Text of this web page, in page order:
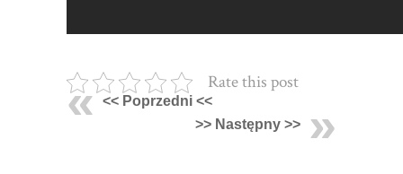
Rate this post
<< Poprzedni <<
>> Następny >>